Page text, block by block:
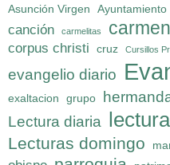
Asunción Virgen Ayuntamiento
canción carmelitas carmen
corpus christi cruz Cursillos
evangelio diario
exaltacion grupo
Lectura diaria
Lecturas domingo